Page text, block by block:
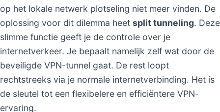
op het lokale netwerk plotseling niet meer vinden. De
oplossing voor dit dilemma heet split tunneling. Deze
slimme functie geeft je de controle over je
internetverkeer. Je bepaalt namelijk zelf wat door de
beveiligde VPN-tunnel gaat. De rest loopt
rechtstreeks via je normale internetverbinding. Het is
de sleutel tot een flexibelere en efficiëntere VPN-
ervaring.